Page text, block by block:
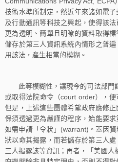
技術水準所制定，然近年來諸如電
及行動通訊等科技之興起，使得該
更為透明、簡單且明瞭的資料取得
儲存於第三人資訊系統內情形之普
用該法，產生相當的模糊。
此等模糊性，讓現今的司法部門
或取得法院命令（court order），
但是，上述這些團體希望政府應修
保須透過更為嚴謹的程序，始能要
如需申請「令狀」(warrant)。蓋因
狀以命其揭露，而若儲存於第三人
三人揭露該等資訊；再者，「美國